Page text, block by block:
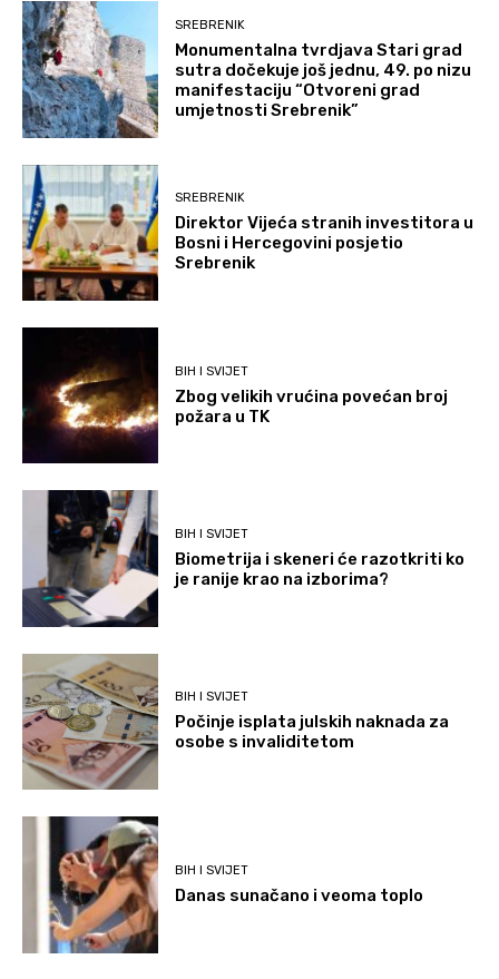
SREBRENIK
Monumentalna tvrdjava Stari grad
sutra dočekuje još jednu, 49. po nizu
manifestaciju “Otvoreni grad
umjetnosti Srebrenik”
SREBRENIK
Direktor Vijeća stranih investitora u
Bosni i Hercegovini posjetio
Srebrenik
BIH I SVIJET
Zbog velikih vrućina povećan broj
požara u TK
BIH I SVIJET
Biometrija i skeneri će razotkriti ko
je ranije krao na izborima?
BIH I SVIJET
Počinje isplata julskih naknada za
osobe s invaliditetom
BIH I SVIJET
Danas sunačano i veoma toplo